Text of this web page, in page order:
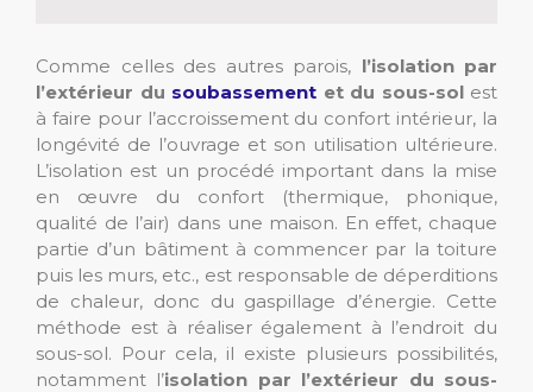
Comme celles des autres parois, l’isolation par
l’extérieur du soubassement et du sous-solest
à faire pour l’accroissement du confort intérieur, la
longévité de l’ouvrage et son utilisation ultérieure.
L’isolation est un procédé important dans la mise
en œuvre du confort (thermique, phonique,
qualité de l’air) dans une maison. En effet, chaque
partie d’un bâtiment à commencer par la toiture
puis les murs, etc., est responsable de déperditions
de chaleur, donc du gaspillage d’énergie. Cette
méthode est à réaliser également à l’endroit du
sous-sol. Pour cela, il existe plusieurs possibilités,
notamment l’isolation par l’extérieur du sous-